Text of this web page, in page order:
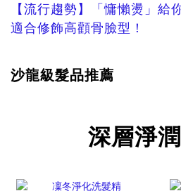
【流行趨勢】「慵懶燙」給
適合修飾高顴骨臉型！
沙龍級髮品推薦
深層淨